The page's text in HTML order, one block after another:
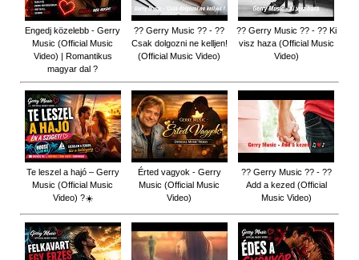
Engedj közelebb - Gerry
Music (Official Music
Video) | Romantikus
magyar dal ?
?? Gerry Music ?? - ??
Csak dolgozni ne kelljen!
(Official Music Video)
?? Gerry Music ?? - ?? Ki
visz haza (Official Music
Video)
Te leszel a hajó – Gerry
Music (Official Music
Video) ?☀️
Érted vagyok - Gerry
Music (Official Music
Video)
?? Gerry Music ?? - ??
Add a kezed (Official
Music Video)